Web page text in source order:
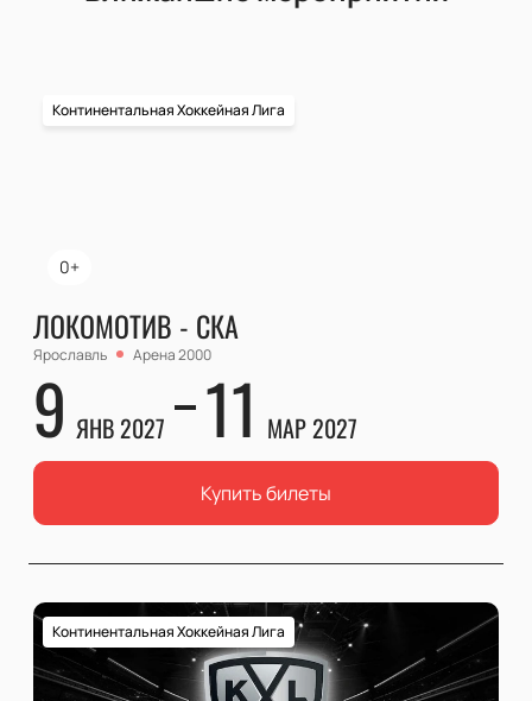
0+
Континентальная Хоккейная Лига
ЛОКОМОТИВ - СКА
Ярославль Арена 2000
9 ЯНВ 2027 11 МАР 2027
Купить билеты
Континентальная Хоккейная Лига